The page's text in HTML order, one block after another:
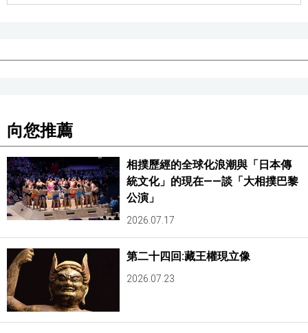
向您推薦
相撲歷經的全球化浪潮與「日本傳
統文化」的現在——談「大相撲巴黎
公演」
2026.07.17
第二十四回:藏王權現立像
2026.07.23